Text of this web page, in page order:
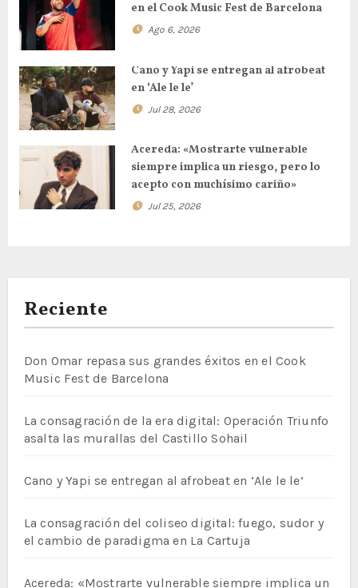
en el Cook Music Fest de Barcelona
Ago 6, 2026
Cano y Yapi se entregan al afrobeat
en ‘Ale le le’
Jul 28, 2026
Acereda: «Mostrarte vulnerable
siempre implica un riesgo, pero lo
acepto con muchísimo cariño»
Jul 25, 2026
Reciente
Don Omar repasa sus grandes éxitos en el Cook
Music Fest de Barcelona
La consagración de la era digital: Operación Triunfo
asalta las murallas del Castillo Sohail
Cano y Yapi se entregan al afrobeat en ‘Ale le le’
La consagración del coliseo digital: fuego, sudor y
el cambio de paradigma en La Cartuja
Acereda: «Mostrarte vulnerable siempre implica un